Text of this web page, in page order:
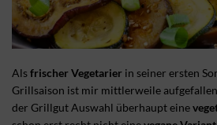
Alsfrischer Vegetarier in seiner ersten
Grillsaison ist mir mittlerweile
der Grillgut Auswahl überhaupt eine